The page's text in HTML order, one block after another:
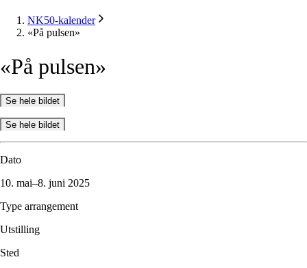
NK50-kalender
«På pulsen»
«På pulsen»
Se hele bildet
Se hele bildet
Dato
10. mai–8. juni 2025
Type arrangement
Utstilling
Sted